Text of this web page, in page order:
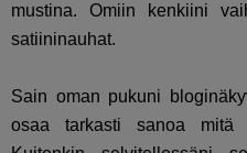
mustina. Omiin kenkiini
satiininauhat.
Sain oman pukuni
osaa tarkasti sanoa mitä